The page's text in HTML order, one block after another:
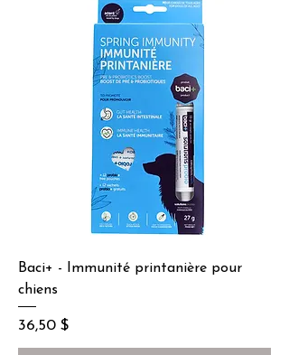
Baci+ - Immunité printanière pour
chiens
Prix
36,50 $